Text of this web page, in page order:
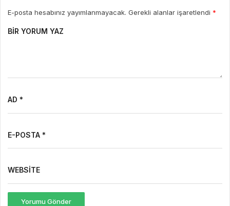
E-posta hesabınız yayımlanmayacak. Gerekli alanlar işaretlendi *
BIR YORUM YAZ
AD *
E-POSTA *
WEBSITE
Yorumu Gönder